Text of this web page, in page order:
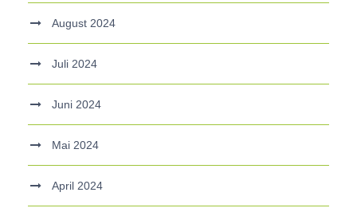
August 2024
Juli 2024
Juni 2024
Mai 2024
April 2024